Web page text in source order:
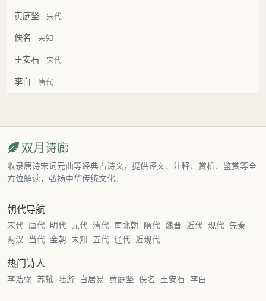
黄庭坚 宋代
佚名 未知
王安石 宋代
李白 唐代
双月诗廊
收录唐诗宋词元曲等经典古诗文，提供译文、注释、赏析、鉴赏等全
方位解读，弘扬中华传统文化。
朝代导航
宋代 唐代 明代 元代 清代 南北朝 隋代 魏晋 近代 现代 先秦
两汉
当代 金朝 未知 五代 辽代 近现代
热门诗人
李浩弼 苏轼 陆游 白居易 黄庭坚 佚名 王安石 李白